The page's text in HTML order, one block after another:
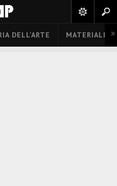
DELL'ARTE MATERIALI